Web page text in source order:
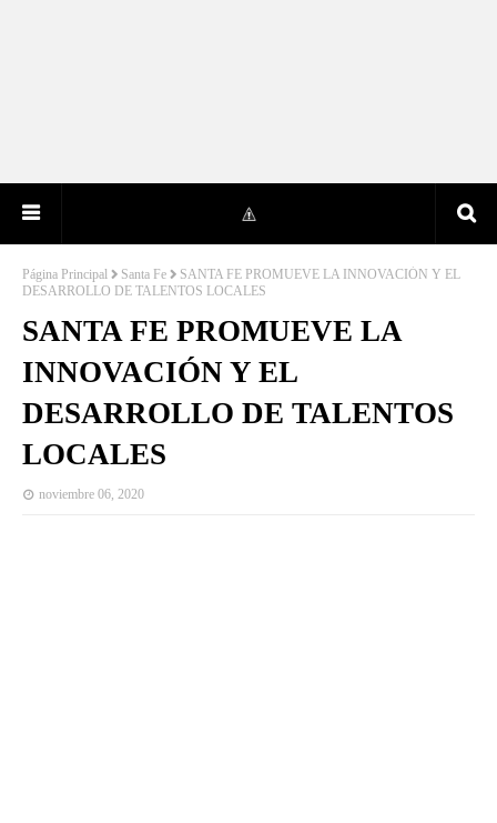
Página Principal Santa Fe
SANTA FE PROMUEVE LA INNOVACIÓN Y EL
DESARROLLO DE TALENTOS LOCALES
SANTA FE PROMUEVE LA
INNOVACIÓN Y EL
DESARROLLO DE TALENTOS
LOCALES
noviembre 06, 2020